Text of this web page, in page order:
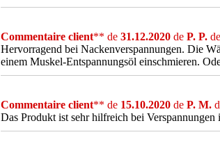
Commentaire client** de 31.12.2020 de P. P. de
Hervorragend bei Nackenverspannungen. Die
einem Muskel-Entspannungsöl einschmieren.
Commentaire client** de 15.10.2020 de P. M.
Das Produkt ist sehr hilfreich bei